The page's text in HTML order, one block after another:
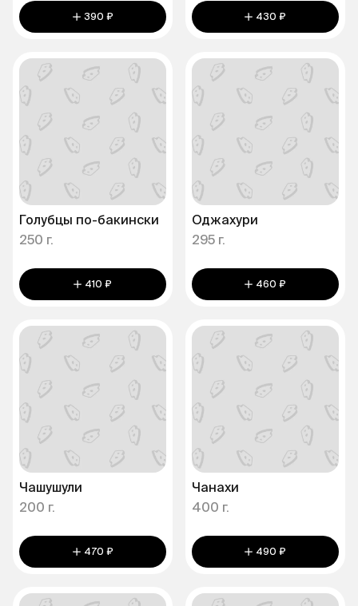
390 ₽ 430 ₽
Голубцы по-бакински
250 г.
410 ₽
Оджахури
295 г.
460 ₽
Чашушули
200 г.
470 ₽
Чанахи
400 г.
490 ₽